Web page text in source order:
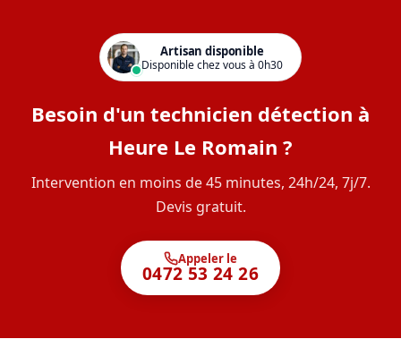
Artisan disponible
Disponible chez vous à 0h30
Besoin d'un technicien détection à
Heure Le Romain ?
Intervention en moins de 45 minutes, 24h/24, 7j/7.
Devis gratuit.
Appeler le
0472 53 24 26